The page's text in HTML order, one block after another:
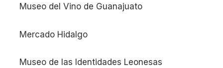
Museo del Vino de Guanajuato
Mercado Hidalgo
Museo de las Identidades Leonesas